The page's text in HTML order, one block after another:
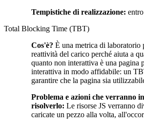
Tempistiche di realizzazione:
Total Blocking Time (TBT)
Cos'è? È una metrica di laboratorio
reattività del carico perché aiuta a
quanto non interattiva è una pagina
interattiva in modo affidabile: un
garantire che la pagina sia
Problema e azioni che verranno
risolverlo: Le risorse JS verranno
caricate un pezzo alla volta,